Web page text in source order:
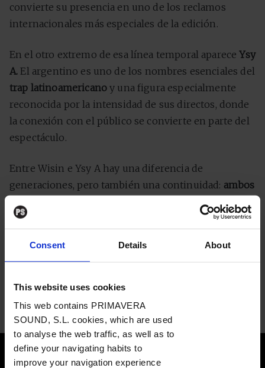
Consent Details About
This website uses cookies
This web contains PRIMAVERA
SOUND, S.L. cookies, which are used
to analyse the web traffic, as well as to
define your navigating habits to
improve your navigation experience
convierte su presencia en uno de los reclamos
internacionales más especiales de la edición.
En el otro extremo de esa línea temporal apareceYsy
A. El argentino es uno de los nombres esenciales del
trap latinoamericano y una figura especialmente
reconocida por la intensidad de sus directos, donde
la conexión con el público se convierte en parte del
espectáculo.
Entre Wisin e Ysy A hay una diferencia de
generaciones, pero también una continuidad: ambos
identidad
, comunidad y energía compartida. Uno
mundo; el otro, la evolución de una escena que no
plataformas y nuevas formas de relacionarse con su
audiencia.